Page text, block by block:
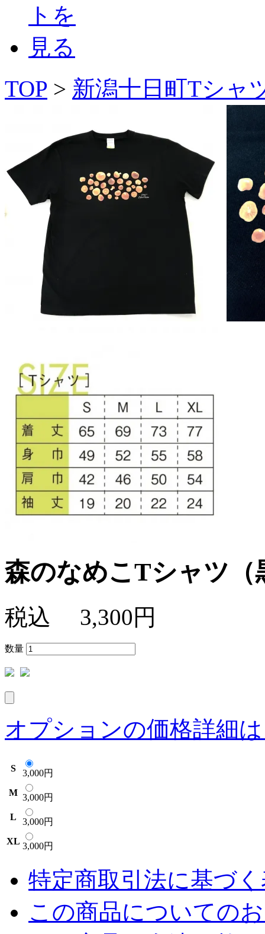
TOP > 新潟十日町Tシャ
森のなめこTシャツ（
税込 3,300円
数量
オプションの価格詳細
S
3,000円
M 3,000円
L
3,000円
XL 3,000円
特定商取引法に基づ
この商品についての